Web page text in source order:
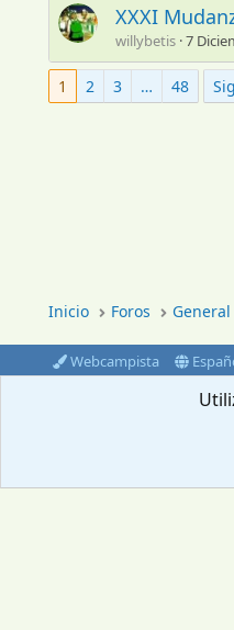
XXXI
willybetis 7
1 2 3 … 48
Inicio Foros General
Webcampista
Community platform by XenForo